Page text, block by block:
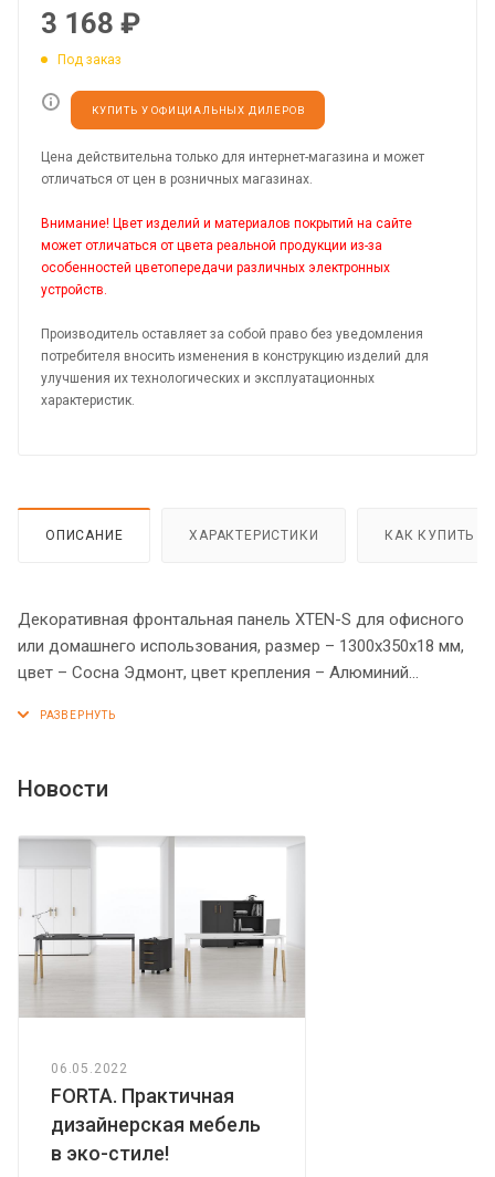
3 168 ₽
Под заказ
КУПИТЬ У ОФИЦИАЛЬНЫХ ДИЛЕРОВ
Цена действительна только для интернет-магазина и может
отличаться от цен в розничных магазинах.
Внимание! Цвет изделий и материалов покрытий на сайте
может отличаться от цвета реальной продукции из-за
особенностей цветопередачи различных электронных
устройств.
Производитель оставляет за собой право без уведомления
потребителя вносить изменения в конструкцию изделий для
улучшения их технологических и эксплуатационных
характеристик.
ОПИСАНИЕ ХАРАКТЕРИСТИКИ КАК КУПИТЬ
Декоративная фронтальная панель XTEN-S для офисного
или домашнего использования, размер – 1300х350х18 мм,
цвет – Сосна Эдмонт, цвет крепления – Алюминий
металлические кронштейны. Надежная защита торцов
Новости
06.05.2022
FORTA. Практичная
дизайнерская мебель
в эко-стиле!